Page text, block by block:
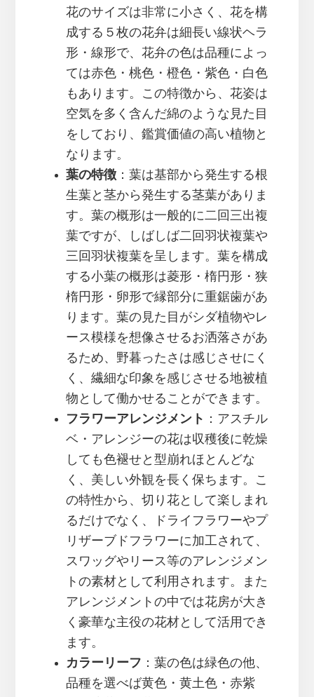
花のサイズは非常に小さく、花を構
成する５枚の花弁は細長い線状ヘラ
形・線形で、花弁の色は品種によっ
ては赤色・桃色・橙色・紫色・白色
もあります。この特徴から、花姿は
空気を多く含んだ綿のような見た目
をしており、鑑賞価値の高い植物と
なります。
葉の特徴：葉は基部から発生する根
生葉と茎から発生する茎葉がありま
す。葉の概形は一般的に二回三出複
葉ですが、しばしば二回羽状複葉や
三回羽状複葉を呈します。葉を構成
する小葉の概形は菱形・楕円形・狭
楕円形・卵形で縁部分に重鋸歯があ
ります。葉の見た目がシダ植物やレ
ース模様を想像させるお洒落さがあ
るため、野暮ったさは感じさせにく
く、繊細な印象を感じさせる地被植
物として働かせることができます。
フラワーアレンジメント
：アスチル
ベ・アレンジーの花は収穫後に乾燥
しても色褪せと型崩れほとんどな
く、美しい外観を長く保ちます。こ
の特性から、切り花として楽しまれ
るだけでなく、ドライフラワーやプ
リザーブドフラワーに加工されて、
スワッグやリース等のアレンジメン
トの素材として利用されます。また
アレンジメントの中では花房が大き
く豪華な主役の花材として活用でき
ます。
カラーリーフ ：葉の色は緑色の他、
品種を選べば黄色・黄土色・赤紫